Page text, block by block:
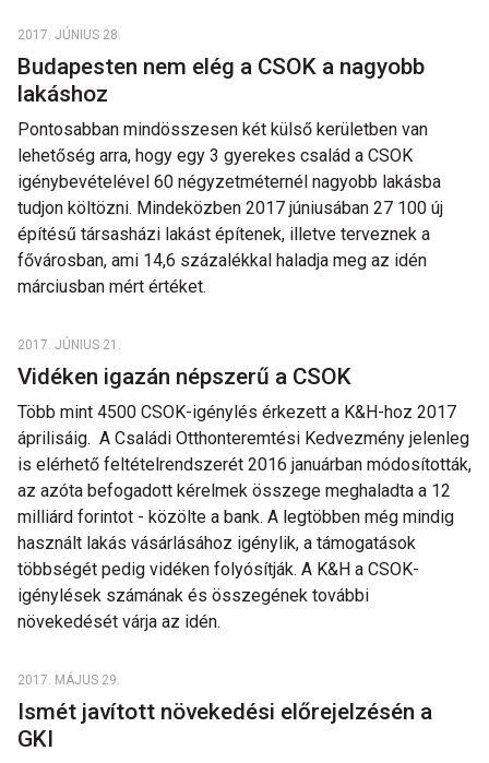
2017. JÚNIUS 28.
Budapesten nem elég a CSOK a nagyobb
lakáshoz
Pontosabban mindösszesen két külső kerületben van
lehetőség arra, hogy egy 3 gyerekes család a CSOK
igénybevételével 60 négyzetméternél nagyobb lakásba
tudjon költözni. Mindeközben 2017 júniusában 27 100 új
építésű társasházi lakást építenek, illetve terveznek a
fővárosban, ami 14,6 százalékkal haladja meg az idén
márciusban mért értéket.
2017. JÚNIUS 21.
Vidéken igazán népszerű a CSOK
Több mint 4500 CSOK-igénylés érkezett a K&H-hoz 2017
áprilisáig. A Családi Otthonteremtési Kedvezmény jelenleg
is elérhető feltételrendszerét 2016 januárban módosították,
az azóta befogadott kérelmek összege meghaladta a 12
milliárd forintot - közölte a bank. A legtöbben még mindig
használt lakás vásárlásához igénylik, a támogatások
többségét pedig vidéken folyósítják. A K&H a CSOK-
igénylések számának és összegének további
növekedését várja az idén.
2017. MÁJUS 29.
Ismét javított növekedési előrejelzésén a
GKI